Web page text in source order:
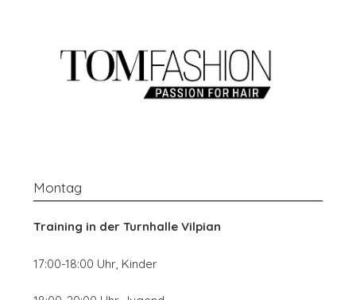
Montag
Training in derTurnhalle Vilpian
17:00-18:00 Uhr, Kinder